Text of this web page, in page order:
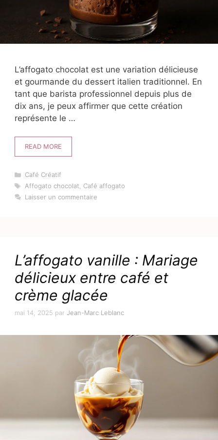
L’affogato chocolat est une variation délicieuse
et gourmande du dessert italien traditionnel. En
tant que barista professionnel depuis plus de
dix ans, je peux affirmer que cette création
représente le …
READ MORE
Catégories
Café Créatif
Étiquettes
Affogato chocolat
Café affogato
Laisser un commentaire
L’affogato vanille : Mariage
délicieux entre café et
crème glacée
mai 14, 2025 par Jean-Marc Leblanc